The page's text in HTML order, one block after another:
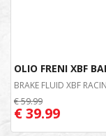
OLIO FRENI XBF
BRAKE FLUID XBF
€ 59.99
€ 39.99